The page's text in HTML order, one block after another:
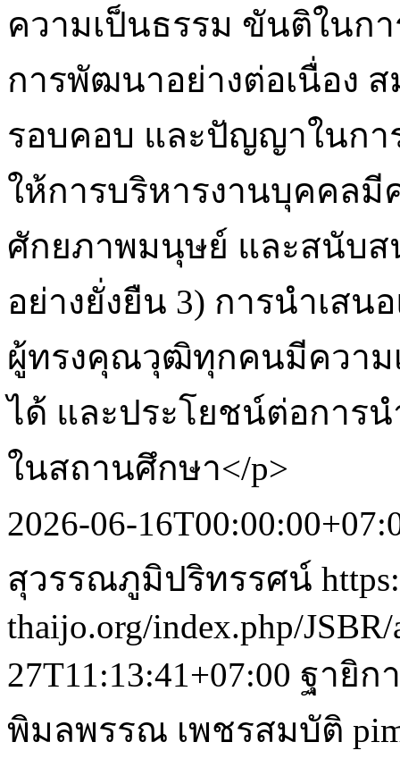
ความเป็นธรรม ขันติในก
การพัฒนาอย่างต่อเนื่อง
รอบคอบ และปัญญาในกา
ให้การบริหารงานบุคคลมี
ศักยภาพมนุษย์ และสนับ
อย่างยั่งยืน 3) การนำเส
ผู้ทรงคุณวุฒิทุกคนมีความ
ได้ และประโยชน์ต่อการ
ในสถานศึกษา</p>
2026-06-
สุวรรณภูมิปริทรรศน์
thaijo.org/index.php/
27T11:13:41+07:00 ฐายิก
พิมลพรรณ เพชรสมบัติ